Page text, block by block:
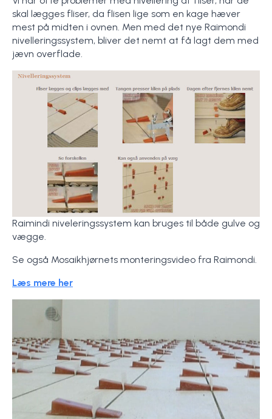
skal lægges fliser, da flisen lige som en kage hæver
mest på midten i ovnen. Men med det nye Raimondi
nivelleringssystem, bliver det nemt at få lagt dem med
jævn overflade.
Raimindi niveleringssystem kan bruges til både gulve og
vægge.
Se også Mosaikhjørnets monteringsvideo fra Raimondi.
Læs mere her